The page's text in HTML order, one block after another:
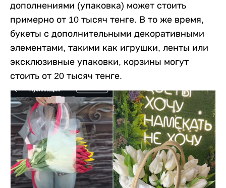
дополнениями (упаковка) может стоить
примерно от 10 тысяч тенге. В то же время,
букеты с дополнительными декоративными
элементами, такими как игрушки, ленты или
эксклюзивные упаковки, корзины могут
стоить от 20 тысяч тенге.